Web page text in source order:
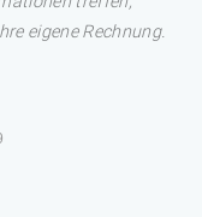
eigene Rechnung.